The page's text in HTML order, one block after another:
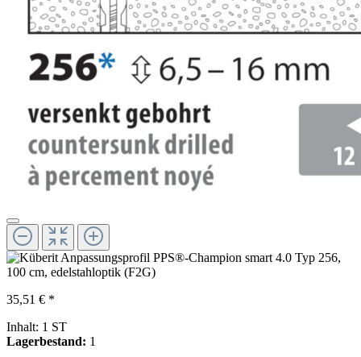
35,51 € *
Inhalt: 1 ST
Lagerbestand: 1